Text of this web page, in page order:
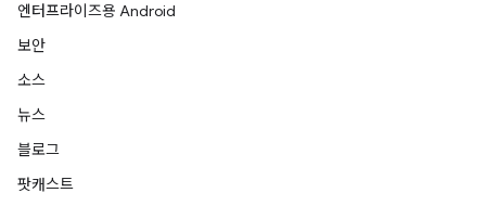
엔터프라이즈용 Android
보안
소스
뉴스
블로그
팟캐스트